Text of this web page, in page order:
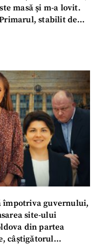
ZdG
русском
masă și m-a lovit.
și a început a striga
împotriva guvernului,
site-ului
din partea
câștigătorul